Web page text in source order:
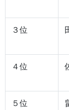
３位
４位
５位